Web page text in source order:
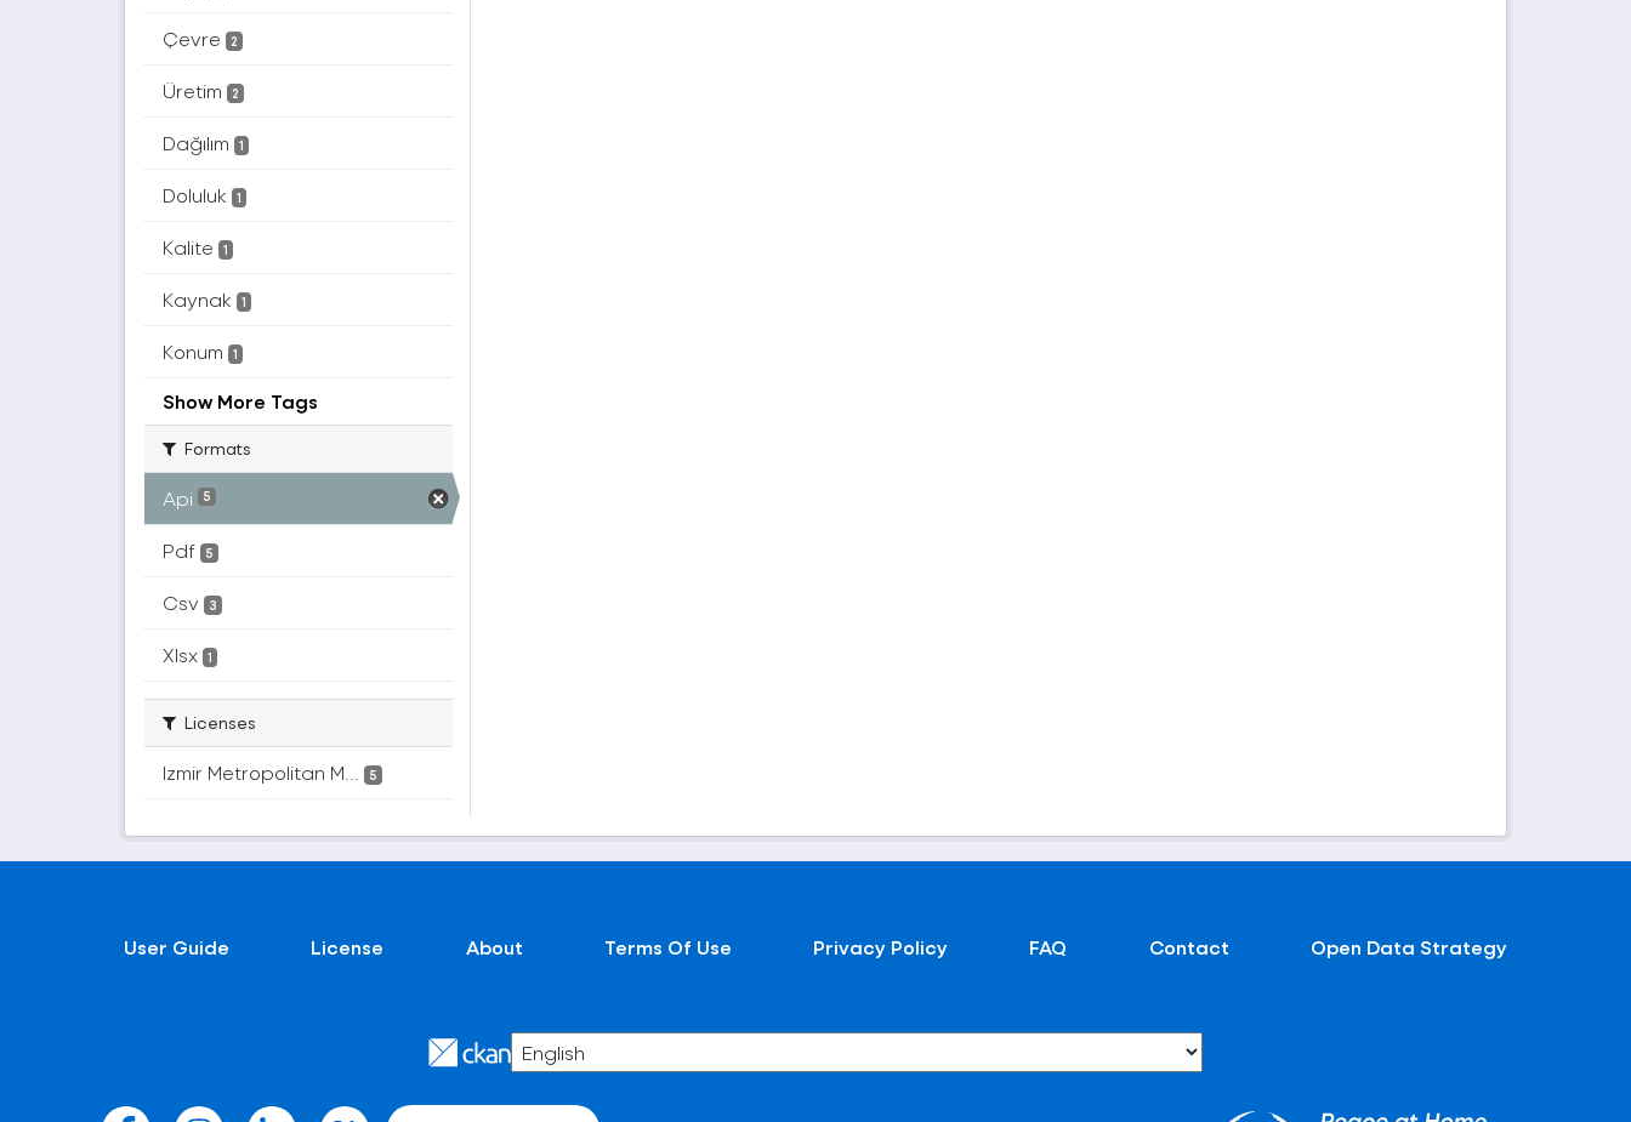
Çevre 2
Üretim 2
Dağılım 1
Doluluk 1
Kalite 1
Kaynak 1
Konum 1
Show More Tags
Formats
Api 5
Pdf 5
Csv 3
Xlsx 1
Licenses
Izmir Metropolitan M... 5
User Guide License About Terms Of Use Privacy Policy FAQ Contact Open Data Strategy